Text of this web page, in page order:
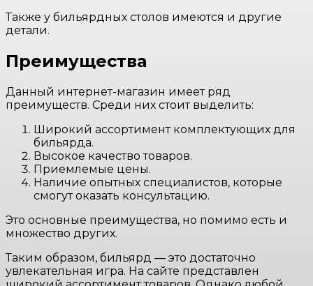
Также у бильярдных столов имеются и другие
детали.
Преимущества
Данный интернет-магазин имеет ряд
преимуществ. Среди них стоит выделить:
Широкий ассортимент комплектующих для
бильярда.
Высокое качество товаров.
Приемлемые цены.
Наличие опытных специалистов, которые
смогут оказать консультацию.
Это основные преимущества, но помимо есть и
множество других.
Таким образом, бильярд — это достаточно
увлекательная игра. На сайте представлен